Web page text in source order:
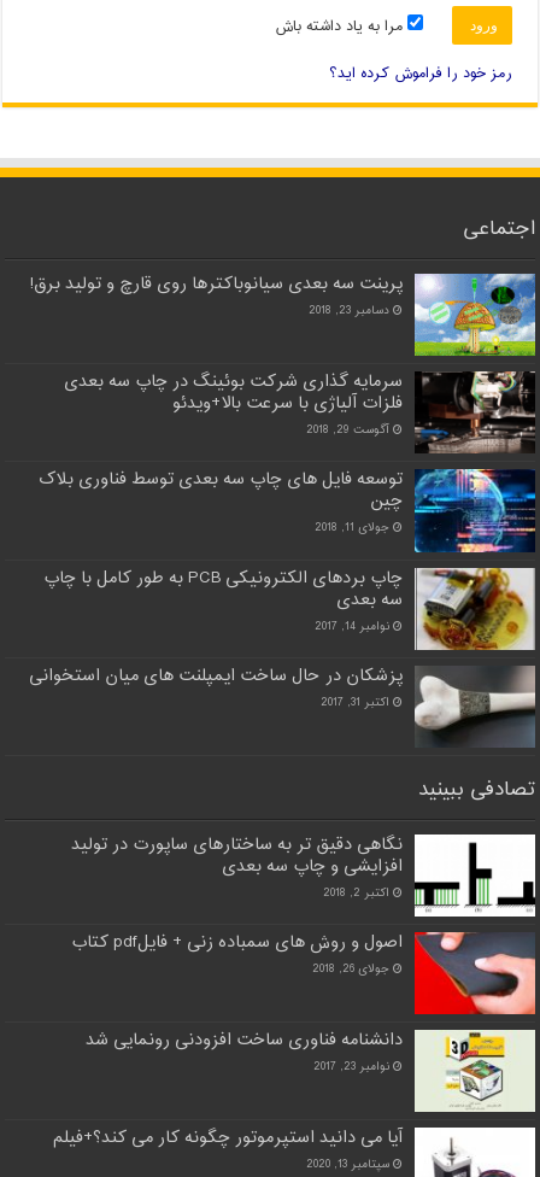
مرا به یاد داشته باش
رمز خود را فراموش کرده اید؟
اجتماعی
پرینت سه بعدی سیانوباکترها روی قارچ و تولید برق!
دسامبر 23, 2018
سرمایه گذاری شرکت بوئینگ در چاپ سه بعدی
فلزات آلیاژی با سرعت بالا+ویدئو
آگوست 29, 2018
توسعه فایل های چاپ سه بعدی توسط فناوری بلاک
چین
جولای 11, 2018
چاپ بردهای الکترونیکی PCB به طور کامل با چاپ
سه بعدی
نوامبر 14, 2017
پزشکان در حال ساخت ایمپلنت های میان استخوانی
اکتبر 31, 2017
تصادفی ببینید
نگاهی دقیق تر به ساختارهای ساپورت در تولید
افزایشی و چاپ سه بعدی
اکتبر 2, 2018
اصول و روش های سمباده زنی + فایلpdf کتاب
جولای 26, 2018
دانشنامه فناوری ساخت افزودنی رونمایی شد
نوامبر 23, 2017
آیا می دانید استپرموتور چگونه کار می کند؟+فیلم
سپتامبر 13, 2020